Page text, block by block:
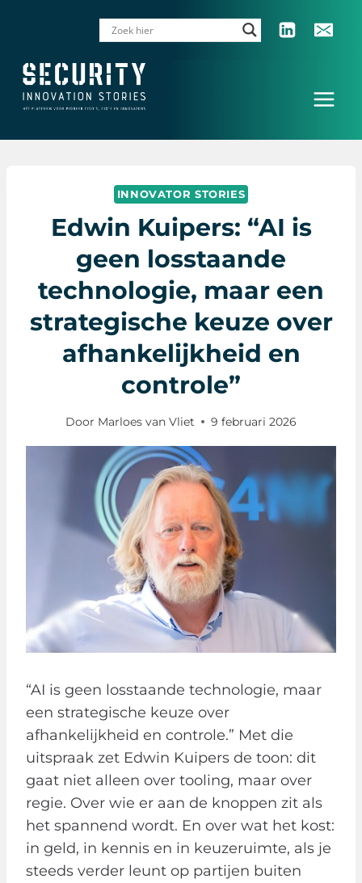
INNOVATOR STORIES
Edwin Kuipers: “AI is
geen losstaande
technologie, maar een
strategische keuze over
afhankelijkheid en
controle”
Door Marloes van Vliet 9 februari 2026
​“AI is geen losstaande technologie, maar
een strategische keuze over
afhankelijkheid en controle.” Met die
uitspraak zet Edwin Kuipers de toon: dit
gaat niet alleen over tooling, maar over
regie. Over wie er aan de knoppen zit als
het spannend wordt. En over wat het kost:
in geld, in kennis en in keuzeruimte, als je
steeds verder leunt op partijen buiten